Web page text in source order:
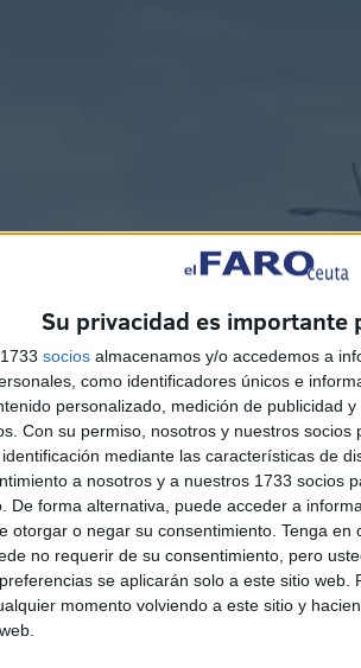
Su privacidad es importante
socios almacenamos y/o accedemos a
como identificadores únicos e
personalizado, medición de publicidad
Con su permiso, nosotros y nuestros socios
mediante las características de
a nosotros y a nuestros 1733 socios
De forma alternativa, puede acceder a
otorgar o negar su consentimiento. Tenga en
no requerir de su consentimiento, pero
se aplicarán solo a este sitio
momento volviendo a este sitio y